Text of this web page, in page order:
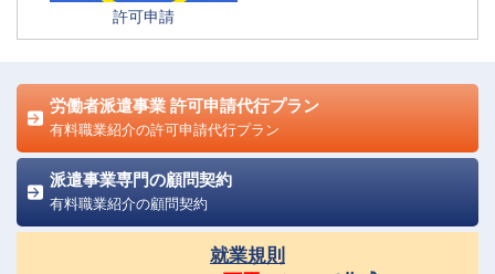
許可申請
労働者派遣事業 許可申請代行プラン
有料職業紹介の許可申請代行プラン
派遣事業専門の顧問契約
有料職業紹介の顧問契約
就業規則